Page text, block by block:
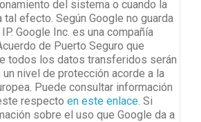
del sistema o cuando la
tal efecto. Según Google no guarda
Google Inc. es una compañía
de Puerto Seguro que
todos los datos transferidos serán
nivel de protección acorde a la
Puede consultar información
respecto en este enlace. Si
sobre el uso que Google da a